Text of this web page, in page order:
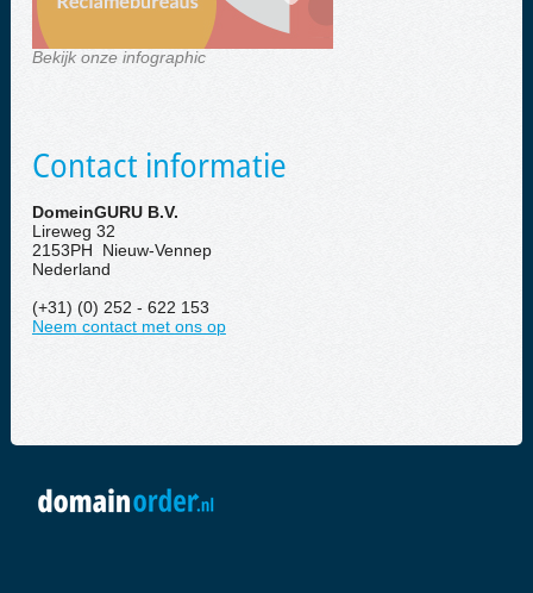
Bekijk onze infographic
Contact informatie
DomeinGURU B.V.
Lireweg 32
2153PH Nieuw-Vennep
Nederland
(+31) (0) 252 - 622 153
Neem contact met ons op